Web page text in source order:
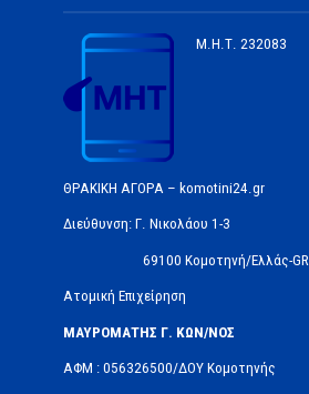
Μ.Η.Τ. 232083
ΘΡΑΚΙΚΗ ΑΓΟΡΑ – komotini24.gr
Διεύθυνση: Γ. Νικολάου 1-3
69100 Κομοτηνή/Ελλάς-GR
Ατομική Επιχείρηση
ΜΑΥΡΟΜΑΤΗΣ Γ. ΚΩΝ/ΝΟΣ
ΑΦΜ : 056326500/ΔOΥ Κομοτηνής